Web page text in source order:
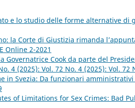
e lo studio delle forme alternative di
la Corte di Giustizia rimanda
Online 2-2021
Governatrice Cook da parte del
4 (2025): Vol. 72 No. 4 (2025): Vol. 72
in Svezia: Da funzionari
of Limitations for Sex Crimes: Bad